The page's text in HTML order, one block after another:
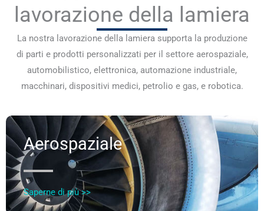
lavorazione della lamiera
La nostra lavorazione della lamiera supporta la produzione
di parti e prodotti personalizzati per il settore aerospaziale,
automobilistico, elettronica, automazione industriale,
macchinari, dispositivi medici, petrolio e gas, e robotica.
Aerospaziale
Saperne di più >>